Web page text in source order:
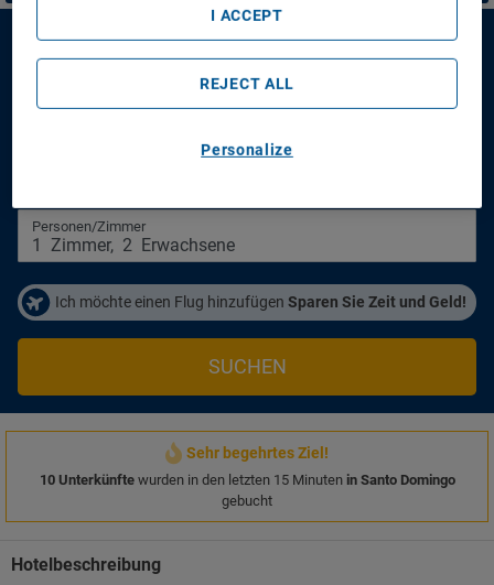
Novus Plaza Hodelpa
Novus Plaza Hodelpa
Abreisetag
Personen/Zimmer
1 Zimmer, 2 Erwachsene
Ich möchte einen Flug hinzufügen Sparen Sie Zeit und Geld!
SUCHEN
Sehr begehrtes Ziel!
10 Unterkünftewurden in den letzten 15 Minutenin Santo Domingo
gebucht
Hotelbeschreibung
Personalize
REJECT ALL
I ACCEPT